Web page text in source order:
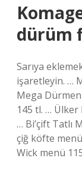
dürüm
Sarıya
işaretleyin. …
Mega
145 tl. … Ülker
… Bi’çift Tatlı
çiğ köfte
Wick menü